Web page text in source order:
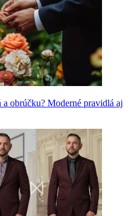
obrúčku? Moderné pravidlá aj